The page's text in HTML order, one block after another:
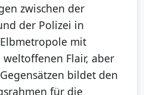
zwischen der
der Polizei in
mit
Flair, aber
bildet den
für die